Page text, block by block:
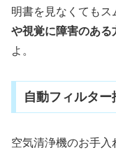
明書を見なくてもス
や視覚に障害のある
よ。
自動フィルター
空気清浄機のお手